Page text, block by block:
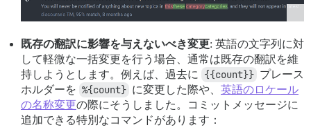
既存の翻訳に影響を与えないべき変更: 英語の文字列に対
して軽微な一括変更を行う場合、通常は既存の翻訳を維
持しようとします。例えば、過去に
{{count}} プレース
ホルダーを %{count} に変更した際や、 英語のロケール
の名称変更の際にそうしました。コミットメッセージに
追加できる特別なコマンドがあります：